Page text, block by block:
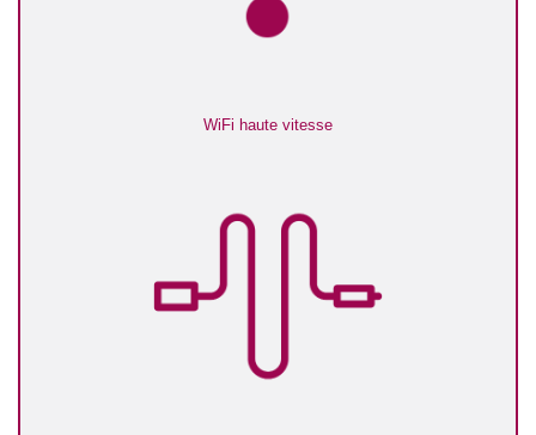
WiFi haute vitesse